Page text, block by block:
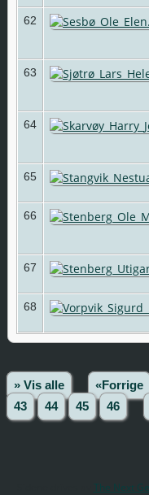
62
63
64
65
66
67
68
» Vis alle «Forrige
43
44 45 46
The Next